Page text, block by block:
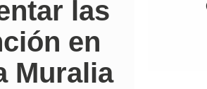
las
en
Muralia